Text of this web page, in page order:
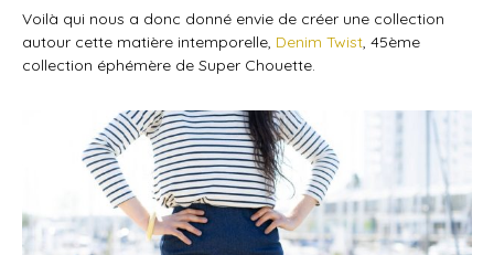
Voilà qui nous a donc donné envie de créer une collection
autour cette matière intemporelle, Denim Twist, 45ème
collection éphémère de Super Chouette.